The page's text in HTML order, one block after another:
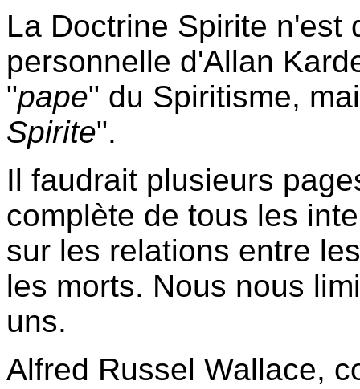
La Doctrine Spirite n'est
personnelle d'Allan
"pape" du Spiritisme,
Spirite".
Il faudrait plusieurs
complète de tous les
sur les relations entre
les morts. Nous nous
uns.
Alfred Russel Wallace,